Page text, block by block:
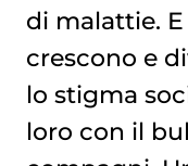
di malattie.
crescono e
lo stigma
loro con il